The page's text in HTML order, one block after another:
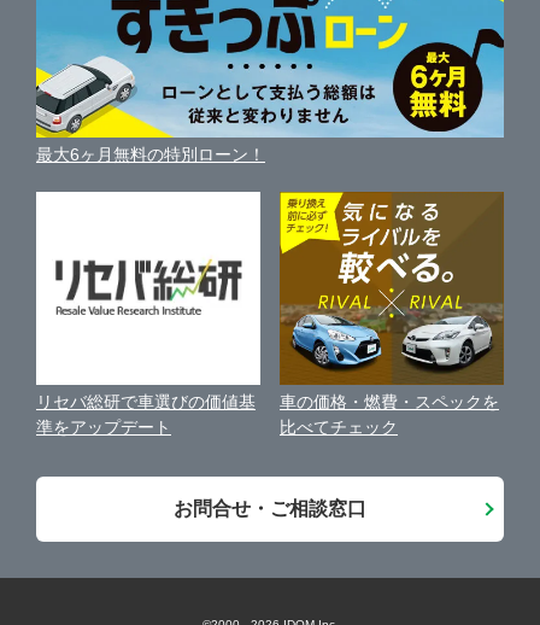
ガリバー16号相模大野店
ガリバー16号横須賀中央店
ガリバー平塚店
ガリバー厚木出張査定センター
相模原市中央区
相模原市南区
横須賀市
平塚市
自動車ローンを調べる
ガリバーの自動車ローン
車買い替えの基礎知識
近くのお店で車を探す
便利な査定サービス
中古車買取相場（毎月更新）
車の個人売買ガイド
車の燃費を調べる
車種別クチコミ
車比較サイト
サイトの使用条件
利用規約
保険代理店業務に関する基本方針
古物営業法に基づく表示
お客様の声
会社案内
最大6ヶ月無料の特別ローン！
リセバ総研で車選びの価値基
準をアップデート
車の価格・燃費・スペックを
比べてチェック
お問合せ・ご相談窓口